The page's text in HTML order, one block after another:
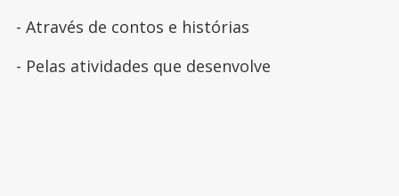
- Através de contos e histórias
- Pelas atividades que desenvolve